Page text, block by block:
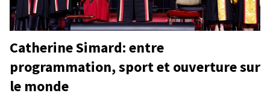
Catherine Simard: entre
programmation, sport et ouverture sur
le monde